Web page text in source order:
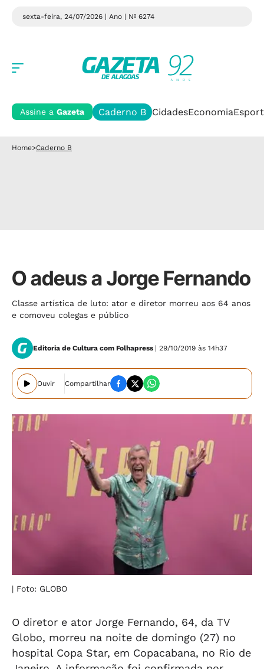
sexta-feira, 24/07/2026 | Ano | Nº 6274
Assine a Gazeta Caderno B CidadesEconomia
Home>Caderno B
O adeus a Jorge Fernando
Classe artística de luto: ator e diretor morreu aos 64 anos
e comoveu colegas e público
Editoria de Cultura com Folhapress | 29/10/2019 às 14h37
Ouvir Compartilhar
| Foto: GLOBO
O diretor e ator Jorge Fernando, 64, da TV
Globo, morreu na noite de domingo (27) no
hospital Copa Star, em Copacabana, no Rio de